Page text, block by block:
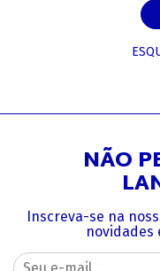
NÃO
Inscreva-se na
novidades